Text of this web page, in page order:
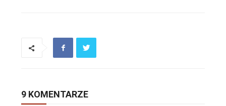
9 KOMENTARZE